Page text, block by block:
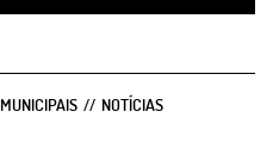
NOTÍCIAS